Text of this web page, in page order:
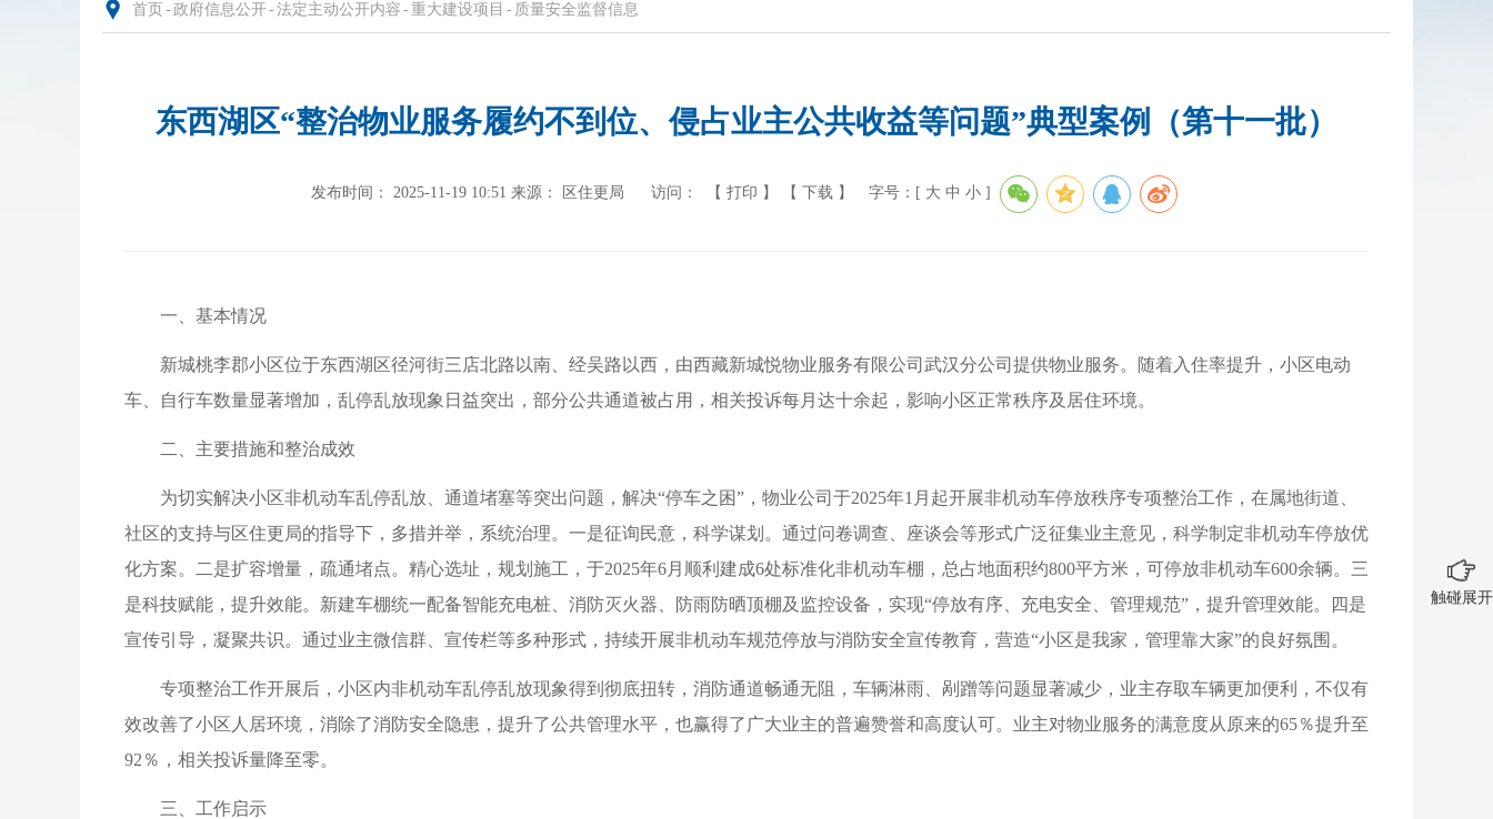
首页 - 政府信息公开- 法定主动公开内容 - 重大建设项目 - 质量安全监督信息
东西湖区“整治物业服务履约不到位、侵占业主公共收益等问题”典型案例（第十一批）
发布时间： 2025-11-19 10:51 来源： 区住更局 访问： 【 打印 】 【 下载 】 字号：[ 大 中 小 ]
一、基本情况
新城桃李郡小区位于东西湖区径河街三店北路以南、经吴路以西，由西藏新城悦物业服务有限公司武汉分公司提供物业服务。随着入住率提升，小区电动
车、自行车数量显著增加，乱停乱放现象日益突出，部分公共通道被占用，相关投诉每月达十余起，影响小区正常秩序及居住环境。
二、主要措施和整治成效
为切实解决小区非机动车乱停乱放、通道堵塞等突出问题，解决“停车之困”，物业公司于2025年1月起开展非机动车停放秩序专项整治工作，在属地街道、
社区的支持与区住更局的指导下，多措并举，系统治理。一是征询民意，科学谋划。通过问卷调查、座谈会等形式广泛征集业主意见，科学制定非机动车停放优
化方案。二是扩容增量，疏通堵点。精心选址，规划施工，于2025年6月顺利建成6处标准化非机动车棚，总占地面积约800平方米，可停放非机动车600余辆。三
是科技赋能，提升效能。新建车棚统一配备智能充电桩、消防灭火器、防雨防晒顶棚及监控设备，实现“停放有序、充电安全、管理规范”，提升管理效能。四是
宣传引导，凝聚共识。通过业主微信群、宣传栏等多种形式，持续开展非机动车规范停放与消防安全宣传教育，营造“小区是我家，管理靠大家”的良好氛围。
专项整治工作开展后，小区内非机动车乱停乱放现象得到彻底扭转，消防通道畅通无阻，车辆淋雨、剐蹭等问题显著减少，业主存取车辆更加便利，不仅有
效改善了小区人居环境，消除了消防安全隐患，提升了公共管理水平，也赢得了广大业主的普遍赞誉和高度认可。业主对物业服务的满意度从原来的65％提升至
92％，相关投诉量降至零。
三、工作启示
触碰展开